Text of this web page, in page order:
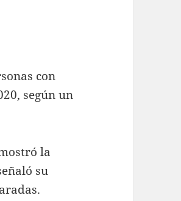
con
según un
la
su